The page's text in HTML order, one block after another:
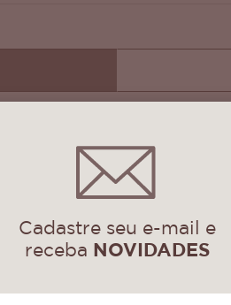
DANIELI PEREZ
Bom dia, comprei a
bem feita e também além
Cadastre seu e-mail e
receba NOVIDADES